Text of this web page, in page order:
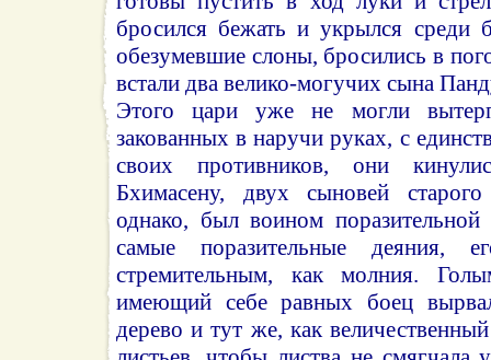
бросился бежать и укрылся среди
обезумевшие слоны, бросились в
встали два велико-могучих сына
Этого цари уже не могли
закованных в наручи руках, с
своих противников, они
Бхимасену, двух сыновей
однако, был воином
самые поразительные деяния,
стремительным, как молния.
имеющий себе равных боец
дерево и тут же, как